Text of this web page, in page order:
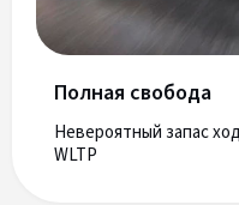
Полная свобода
Невероятный запас
WLTP